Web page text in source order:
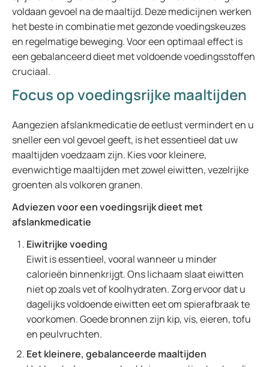
voldaan gevoel na de maaltijd. Deze medicijnen werken
het beste in combinatie met gezonde voedingskeuzes
en regelmatige beweging. Voor een optimaal effect is
een gebalanceerd dieet met voldoende voedingsstoffen
cruciaal.
Focus op voedingsrijke maaltijden
Aangezien afslankmedicatie de eetlust vermindert en u
sneller een vol gevoel geeft, is het essentieel dat uw
maaltijden voedzaam zijn. Kies voor kleinere,
evenwichtige maaltijden met zowel eiwitten, vezelrijke
groenten als volkoren granen.
Adviezen voor een voedingsrijk dieet met
afslankmedicatie
Eiwitrijke voeding
Eiwit is essentieel, vooral wanneer u minder
calorieën binnenkrijgt. Ons lichaam slaat eiwitten
niet op zoals vet of koolhydraten. Zorg ervoor dat u
dagelijks voldoende eiwitten eet om spierafbraak te
voorkomen. Goede bronnen zijn kip, vis, eieren, tofu
en peulvruchten.
Eet kleinere, gebalanceerde maaltijden